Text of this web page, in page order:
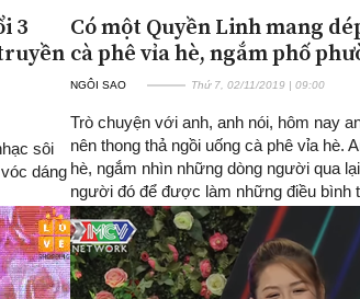
3
sôi
dáng
Có một Quyền Linh mang
cà phê vỉa hè, ngắm phố
NGÔI SAO Thứ 7, 02/11/2019 | 09:00
Trò chuyện với anh, anh nói, hôm nay
nên thong thả ngồi uống cà phê vỉa hè.
hè, ngắm nhìn những dòng người qua
người đó để được làm những điều bình